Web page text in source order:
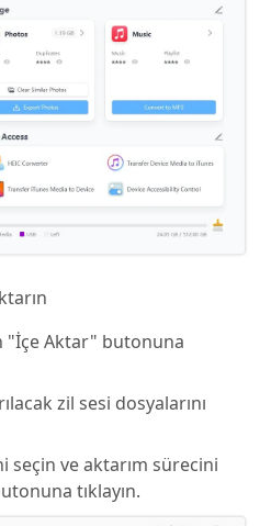
"İçe Aktar" butonuna
zil sesi dosyalarını
seçin ve aktarım sürecini
tıklayın.